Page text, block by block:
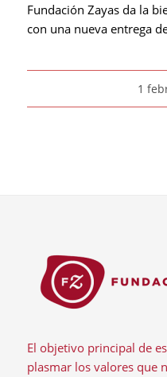
Fundación Zayas da la
con una nueva entrega
1
El objetivo principal de
plasmar los valores que